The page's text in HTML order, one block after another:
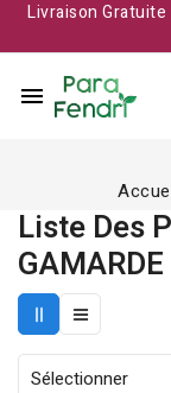
Livraison
menu
Liste Des
GAMARDE
Sélectionner